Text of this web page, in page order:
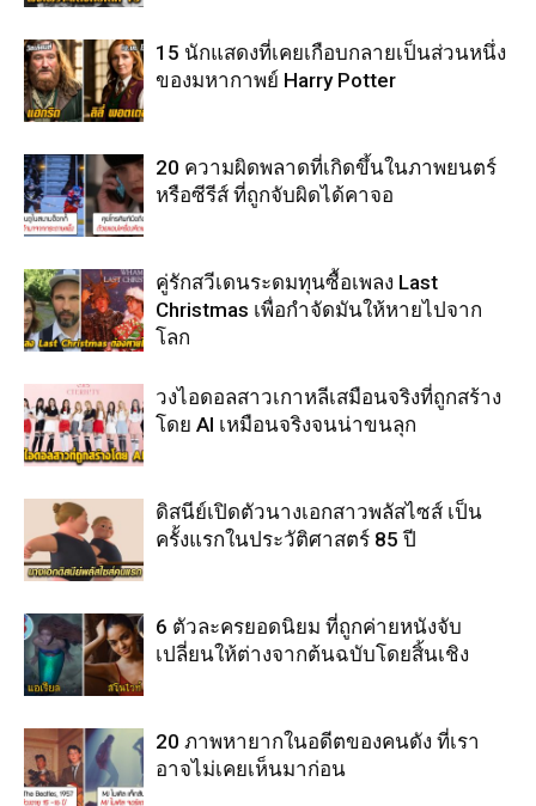
15 นักแสดงที่เคยเกือบกลายเป็นส่วนหนึ่ง
ของมหากาพย์ Harry Potter
20 ความผิดพลาดที่เกิดขึ้นในภาพยนตร์
หรือซีรีส์ ที่ถูกจับผิดได้คาจอ
คู่รักสวีเดนระดมทุนซื้อเพลง Last
Christmas เพื่อกำจัดมันให้หายไปจาก
โลก
วงไอดอลสาวเกาหลีเสมือนจริงที่ถูกสร้าง
โดย AI เหมือนจริงจนน่าขนลุก
ดิสนีย์เปิดตัวนางเอกสาวพลัสไซส์ เป็น
ครั้งแรกในประวัติศาสตร์ 85 ปี
6 ตัวละครยอดนิยม ที่ถูกค่ายหนังจับ
เปลี่ยนให้ต่างจากต้นฉบับโดยสิ้นเชิง
20 ภาพหายากในอดีตของคนดัง ที่เรา
อาจไม่เคยเห็นมาก่อน